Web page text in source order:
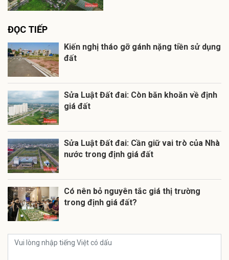
ĐỌC TIẾP
Kiến nghị tháo gỡ gánh nặng tiền sử dụng
đất
Sửa Luật Đất đai: Còn băn khoăn về định
giá đất
Sửa Luật Đất đai: Cần giữ vai trò của Nhà
nước trong định giá đất
Có nên bỏ nguyên tắc giá thị trường
trong định giá đất?